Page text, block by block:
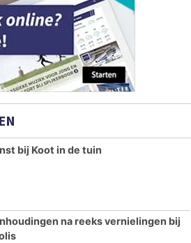
bij Koot in de tuin
na reeks vernielingen bij